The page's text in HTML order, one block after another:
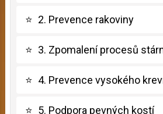
⭐ 2. Prevence rakoviny
⭐ 3. Zpomalení procesů
⭐ 4. Prevence vysokého
⭐ 5. Podpora pevných kostí